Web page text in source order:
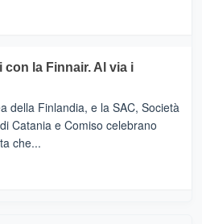
con la Finnair. Al via i
della Finlandia, e la SAC, Società
Catania e Comiso celebrano
che...